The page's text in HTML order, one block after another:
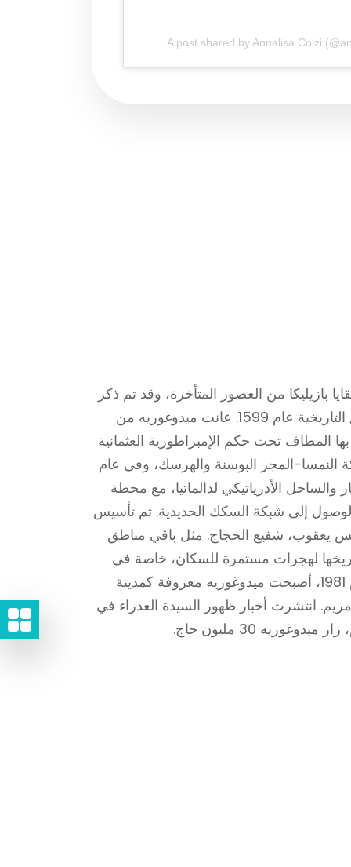
A post shared by Annalisa Colzi
بازيليكا من العصور المتأخرة، وقد تم ذكر
ميدوغوريه كمدينة لأول مرة في الوثائق التاريخية عام 1599. عانت ميدوغوريه من
المطاف تحت حكم الإمبراطورية العثمانية
احتلت مملكة النمسا-المجر البوسنة والهرسك، وفي عام
والساحل الأدرياتيكي لدالماتيا، مع محطة
إلى شبكة السكك الحديدية. تم تأسيس
وكرست للقديس يعقوب، شفيع الحجاج. مثل باقي مناطق
لهجرات مستمرة للسكان، خاصة في
زمن يوغوسلافيا الأولى والثانية. في عام 1981، أصبحت ميدوغوريه معروفة كمدينة
انتشرت أخبار ظهور السيدة العذراء في